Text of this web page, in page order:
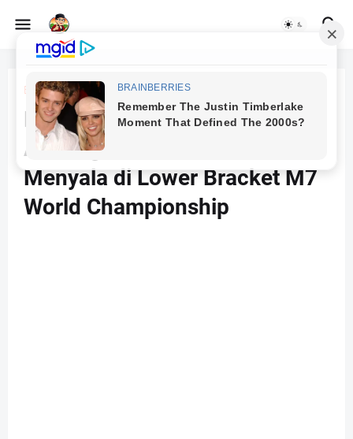
Beranda Alter Ego M7 World Championship
Neraka Senayan dan Sihir
Alter Ego: Asa Indonesia
Menyala di Lower Bracket M7
World Championship